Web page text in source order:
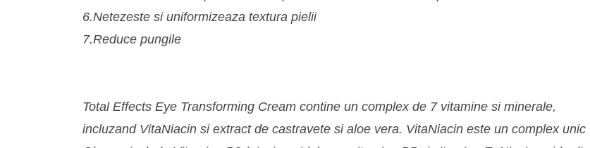
6.Netezeste si uniformizeaza textura pielii
7.Reduce pungile
Total Effects Eye Transforming Cream contine un complex de 7 vitamine si minerale,
incluzand VitaNiacin si extract de castravete si aloe vera. VitaNiacin este un complex unic